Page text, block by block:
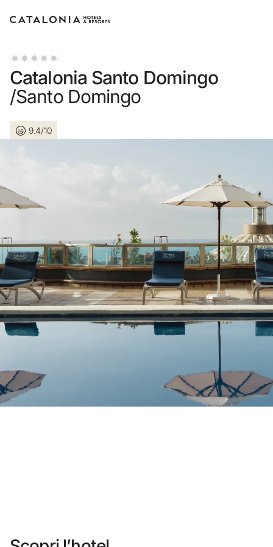
Hai dimenticato la password?
o usa una di queste opzioni
Entra con Google
Accedere solo con l’email
Non ti sei ancora registrato ?
Creare un account
Approfitta dei vantaggi di fare parte di
miglior prezzo garantito
Catalonia Santo Domingo
/Santo Domingo
9.4/10